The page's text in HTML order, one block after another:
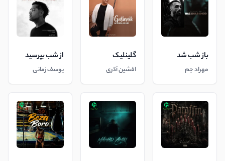
باز شب شد
مهراد جم
گلینلیک
افشین آذری
از شب بپرسید
یوسف زمانی